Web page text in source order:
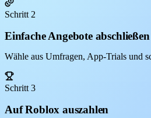
Schritt 2
Einfache Angebote abschließen
Wähle aus Umfragen, App-Trials und
Schritt 3
Auf Roblox auszahlen